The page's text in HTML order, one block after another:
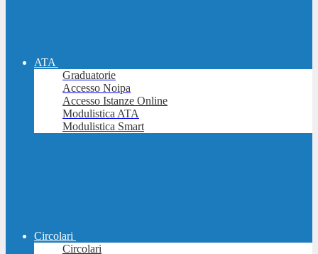
ATA
Graduatorie
Accesso Noipa
Accesso Istanze Online
Modulistica ATA
Modulistica Smart
Circolari
Circolari